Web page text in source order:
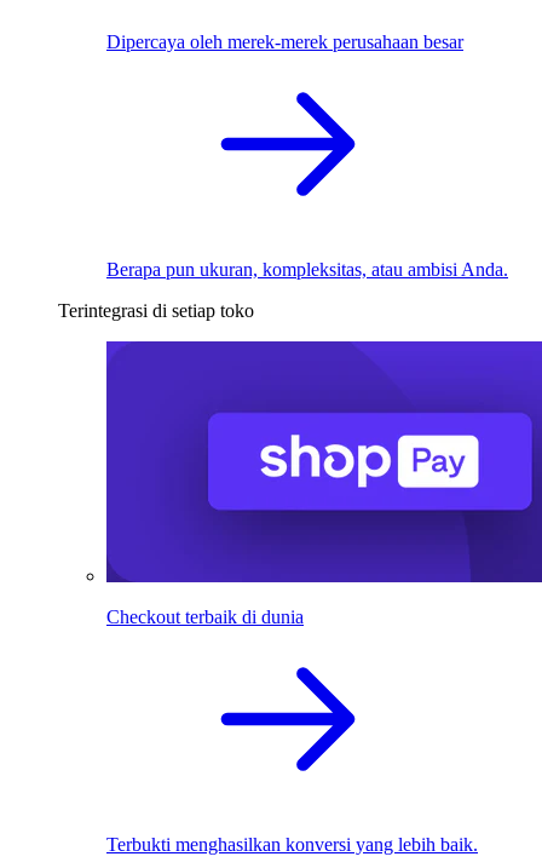
Dipercaya oleh merek-merek perusahaan besar
Berapa pun ukuran, kompleksitas, atau ambisi Anda.
Terintegrasi di setiap toko
Checkout terbaik di dunia
Terbukti menghasilkan konversi yang lebih baik.